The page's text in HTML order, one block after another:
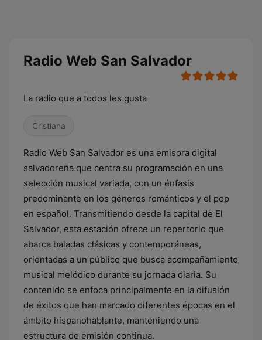
Radio Web San Salvador
La radio que a todos les gusta
Cristiana
Radio Web San Salvador es una emisora digital
salvadoreña que centra su programación en una
selección musical variada, con un énfasis
predominante en los géneros románticos y el pop
en español. Transmitiendo desde la capital de El
Salvador, esta estación ofrece un repertorio que
abarca baladas clásicas y contemporáneas,
orientadas a un público que busca acompañamiento
musical melódico durante su jornada diaria. Su
contenido se enfoca principalmente en la difusión
de éxitos que han marcado diferentes épocas en el
ámbito hispanohablante, manteniendo una
estructura de emisión continua.